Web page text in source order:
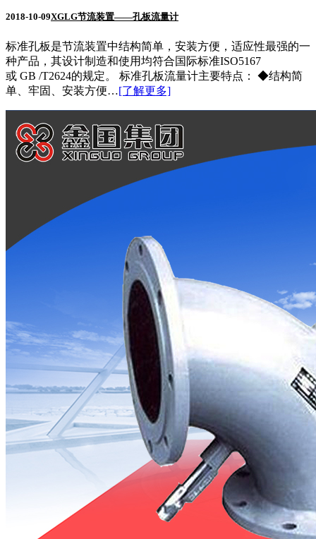
2018-10-09XGLG节流装置——孔板流量计
标准孔板是节流装置中结构简单，安装方便，适应性最强的一
种产品，其设计制造和使用均符合国际标准ISO5167
或 GB /T2624的规定。 标准孔板流量计主要特点： ◆结构简
单、牢固、安装方便…[了解更多]